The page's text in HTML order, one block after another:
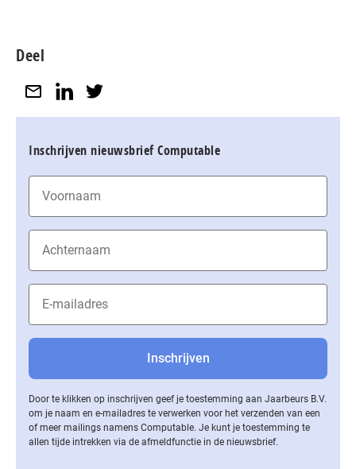
Deel
Inschrijven nieuwsbrief Computable
Door te klikken op inschrijven geef je toestemming aan Jaarbeurs B.V.
om je naam en e-mailadres te verwerken voor het verzenden van een
of meer mailings namens Computable. Je kunt je toestemming te
allen tijde intrekken via de af­meld­func­tie in de nieuwsbrief.